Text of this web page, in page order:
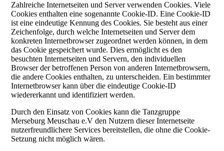
Zahlreiche Internetseiten und Server verwenden Cookies. Viele
Cookies enthalten eine sogenannte Cookie-ID. Eine Cookie-ID
ist eine eindeutige Kennung des Cookies. Sie besteht aus einer
Zeichenfolge, durch welche Internetseiten und Server dem
konkreten Internetbrowser zugeordnet werden können, in dem
das Cookie gespeichert wurde. Dies ermöglicht es den
besuchten Internetseiten und Servern, den individuellen
Browser der betroffenen Person von anderen Internetbrowsern,
die andere Cookies enthalten, zu unterscheiden. Ein bestimmter
Internetbrowser kann über die eindeutige Cookie-ID
wiedererkannt und identifiziert werden.
Durch den Einsatz von Cookies kann die Tanzgruppe
Merseburg Meuschau e.V den Nutzern dieser Internetseite
nutzerfreundlichere Services bereitstellen, die ohne die Cookie-
Setzung nicht möglich wären.